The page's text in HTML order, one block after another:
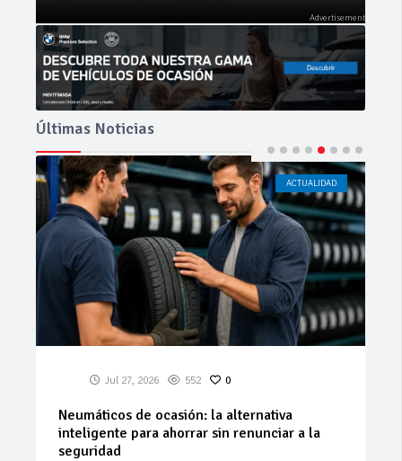
Últimas Noticias
ACTUALIDAD CÁDIZ
Jul 23, 2026 193 0
La 42ª Subida a Vejer comienza a perfilarse